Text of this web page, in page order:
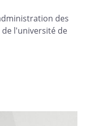
des
l'université de